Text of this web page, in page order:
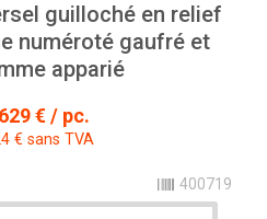
guilloché en relief
numéroté gaufré et
apparié
€ / pc.
€ sans TVA
400719